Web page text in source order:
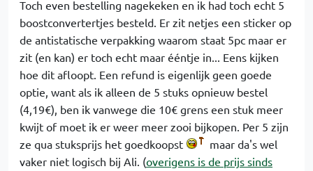
Toch even bestelling nagekeken en ik had toch echt 5
boostconvertertjes besteld. Er zit netjes een sticker op
de antistatische verpakking waarom staat 5pc maar er
zit (en kan) er toch echt maar ééntje in... Eens kijken
hoe dit afloopt. Een refund is eigenlijk geen goede
optie, want als ik alleen de 5 stuks opnieuw bestel
(4,19€), ben ik vanwege die 10€ grens een stuk meer
kwijt of moet ik er weer meer zooi bijkopen. Per 5 zijn
ze qua stuksprijs het goedkoopst
maar da's wel
vaker niet logisch bij Ali. (overigens is de prijs sinds